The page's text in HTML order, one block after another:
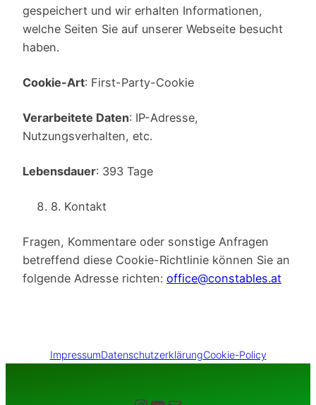
gespeichert und wir erhalten Informationen,
welche Seiten Sie auf unserer Webseite besucht
haben.
Cookie-Art: First-Party-Cookie
Verarbeitete Daten: IP-Adresse,
Nutzungsverhalten, etc.
Lebensdauer: 393 Tage
8. Kontakt
Fragen, Kommentare oder sonstige Anfragen
betreffend diese Cookie-Richtlinie können Sie an
folgende Adresse richten: office@constables.at
ImpressumDatenschutzerklärungCookie-Policy